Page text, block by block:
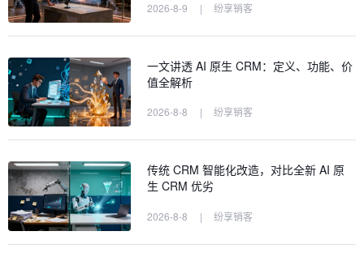
2026-8-9 | 纷享销客
一文讲透 AI 原生 CRM：定义、功能、价
值全解析
2026-8-8 | 纷享销客
传统 CRM 智能化改造，对比全新 AI 原
生 CRM 优劣
2026-8-8 | 纷享销客